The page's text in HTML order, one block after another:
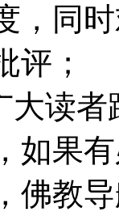
，同
评；
大读
如果
佛教